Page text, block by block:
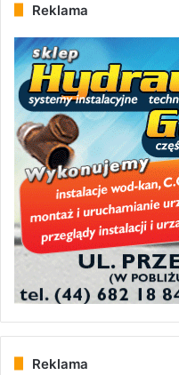
Reklama
Reklama